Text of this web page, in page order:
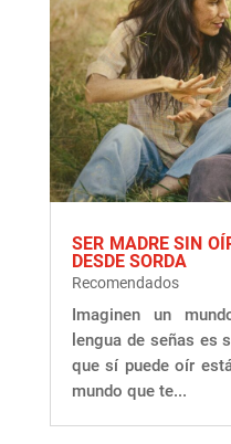
SER MADRE SIN
DESDE SORDA
Recomendados
Imaginen un
lengua de señas es
que sí puede oír
mundo que te...